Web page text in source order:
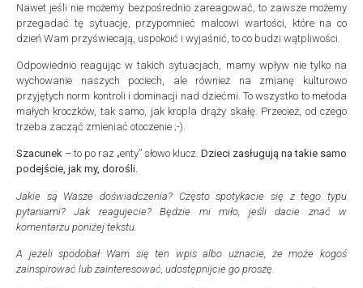
Nawet jeśli nie możemy bezpośrednio zareagować, to zawsze możemy
przegadać tę sytuację, przypomnieć malcowi wartości, które na co
dzień Wam przyświecają, uspokoić i wyjaśnić, to co budzi wątpliwości.
Odpowiednio reagując w takich sytuacjach, mamy wpływ nie tylko na
wychowanie naszych pociech, ale również na zmianę kulturowo
przyjętych norm kontroli i dominacji nad dziećmi. To wszystko to metoda
małych kroczków, tak samo, jak kropla drąży skałę. Przecież, od czego
trzeba zacząć zmieniać otoczenie ;-).
Szacunek – to po raz „enty” słowo klucz. Dzieci zasługują na takie samo
podejście, jak my, dorośli.
Jakie są Wasze doświadczenia? Często spotykacie się z tego typu
pytaniami? Jak reagujecie? Będzie mi miło, jeśli dacie znać w
komentarzu poniżej tekstu.
A jeżeli spodobał Wam się ten wpis albo uznacie, że może kogoś
zainspirować lub zainteresować, udostępnijcie go proszę.